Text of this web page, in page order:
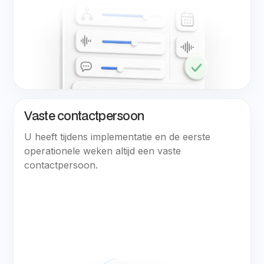
Vaste contactpersoon
U heeft tijdens implementatie en de eerste
operationele weken altijd een vaste
contactpersoon.